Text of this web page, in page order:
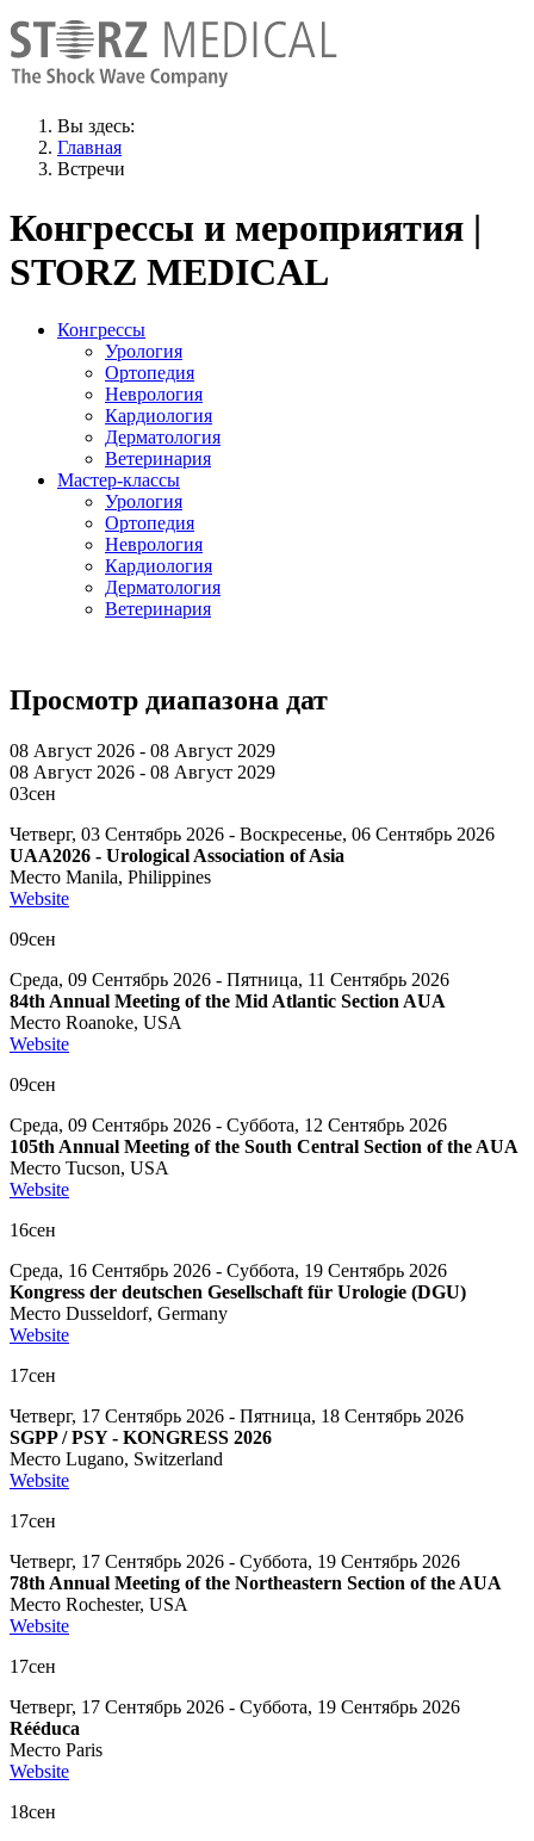
Вы здесь:
Главная
Встречи
Конгрессы и мероприятия |
STORZ MEDICAL
Конгрессы
Урология
Ортопедия
Неврология
Кардиология
Дерматология
Ветеринария
Мастер-классы
Урология
Ортопедия
Неврология
Кардиология
Дерматология
Ветеринария
Просмотр диапазона дат
08 Август 2026 - 08 Август 2029
08 Август 2026 - 08 Август 2029
03сен
Четверг, 03 Сентябрь 2026 - Воскресенье, 06 Сентябрь 2026
UAA2026 - Urological Association of Asia
Место Manila, Philippines
Website
09сен
Среда, 09 Сентябрь 2026 - Пятница, 11 Сентябрь 2026
84th Annual Meeting of the Mid Atlantic Section AUA
Место Roanoke, USA
Website
09сен
Среда, 09 Сентябрь 2026 - Суббота, 12 Сентябрь 2026
105th Annual Meeting of the South Central Section of the AUA
Место Tucson, USA
Website
16сен
Среда, 16 Сентябрь 2026 - Суббота, 19 Сентябрь 2026
Kongress der deutschen Gesellschaft für Urologie (DGU)
Место Dusseldorf, Germany
Website
17сен
Четверг, 17 Сентябрь 2026 - Пятница, 18 Сентябрь 2026
SGPP / PSY - KONGRESS 2026
Место Lugano, Switzerland
Website
17сен
Четверг, 17 Сентябрь 2026 - Суббота, 19 Сентябрь 2026
78th Annual Meeting of the Northeastern Section of the AUA
Место Rochester, USA
Website
17сен
Четверг, 17 Сентябрь 2026 - Суббота, 19 Сентябрь 2026
Rééduca
Место Paris
Website
18сен